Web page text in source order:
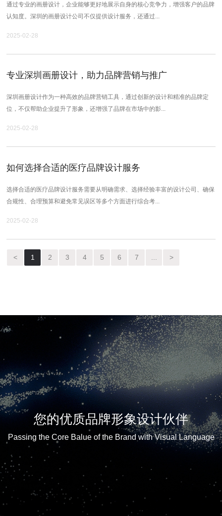
通过专业的画册设计，企业能够更好地展示自身的核心竞争力，增强客户的品牌
认知度。深圳的画册设计公司不仅提供设计服务，还通过...
2025-02-28
专业深圳画册设计，助力品牌营销与推广
深圳画册设计作为一种高效的品牌营销工具，通过创新的设计和精准的品牌定
位，不仅帮助企业提升了形象，还增强了品牌在市场中的影...
2025-02-28
如何选择合适的医疗品牌设计服务
选择合适的医疗品牌设计服务需要从明确需求、选择经验丰富的设计公司、确保
合规性、合理预算和避免常见误区等多个方面进行综合考...
2025-02-28
< 1 2 3 4 5 6 7 >
您的优质品牌形象设计伙伴
Passing the Core Balue of the Brand with Visual Language